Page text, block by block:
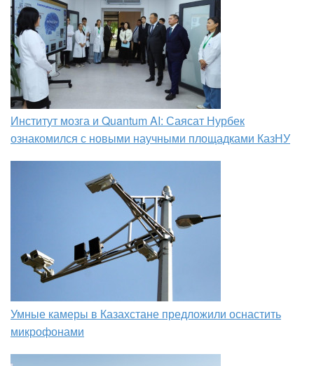
Институт мозга и Quantum AI: Саясат Нурбек
ознакомился с новыми научными площадками КазНУ
Умные камеры в Казахстане предложили оснастить
микрофонами